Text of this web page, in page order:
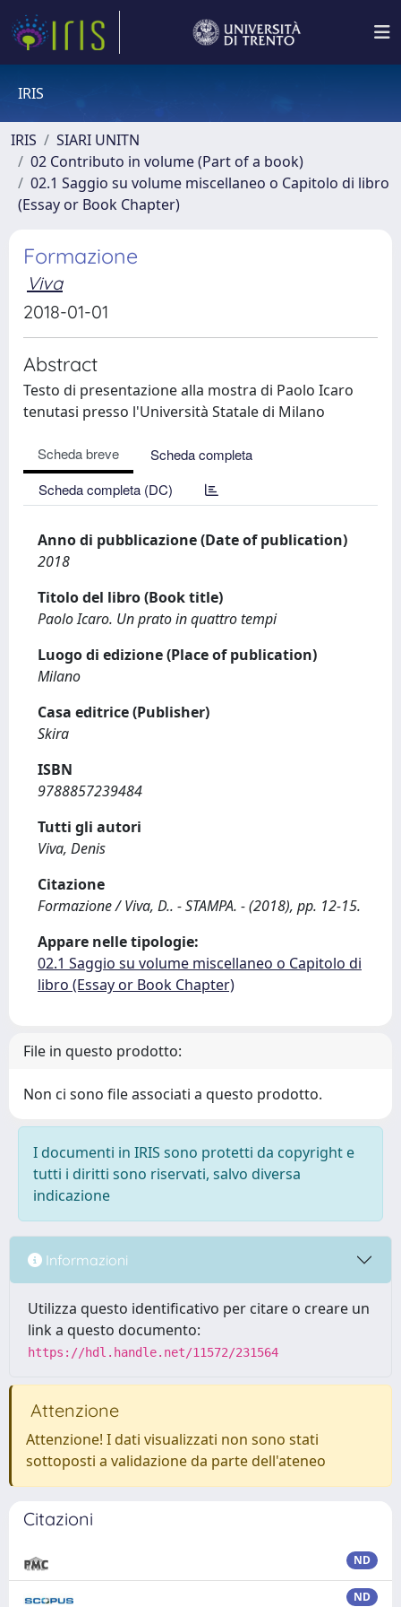
IRIS
IRIS
SIARI UNITN
02 Contributo in volume (Part of a book)
02.1 Saggio su volume miscellaneo o Capitolo di libro
(Essay or Book Chapter)
Formazione
Viva
2018-01-01
Abstract
Testo di presentazione alla mostra di Paolo Icaro
tenutasi presso l'Università Statale di Milano
Scheda breve
Scheda completa
Scheda completa (DC)
Anno di pubblicazione (Date of publication)
2018
Titolo del libro (Book title)
Paolo Icaro. Un prato in quattro tempi
Luogo di edizione (Place of publication)
Milano
Casa editrice (Publisher)
Skira
ISBN
9788857239484
Tutti gli autori
Viva, Denis
Citazione
Formazione / Viva, D.. - STAMPA. - (2018), pp. 12-15.
Appare nelle tipologie:
02.1 Saggio su volume miscellaneo o Capitolo di
libro (Essay or Book Chapter)
File in questo prodotto:
Non ci sono file associati a questo prodotto.
I documenti in IRIS sono protetti da copyright e
tutti i diritti sono riservati, salvo diversa
indicazione
Informazioni
Utilizza questo identificativo per citare o creare un
link a questo documento:
https://hdl.handle.net/11572/231564
Attenzione
Attenzione! I dati visualizzati non sono stati
sottoposti a validazione da parte dell'ateneo
Citazioni
ND
ND